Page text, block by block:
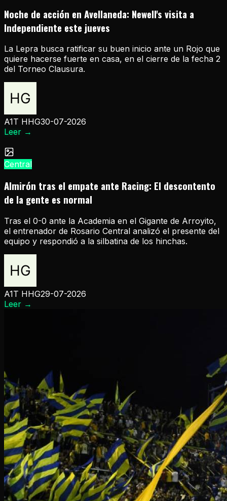
Noche de acción en Avellaneda: Newell's visita a
Independiente este jueves
La Lepra busca ratificar su buen inicio ante un Rojo que
quiere hacerse fuerte en casa, en el cierre de la fecha 2
del Torneo Clausura.
A1T HHG30-07-2026
Leer →
Central
Almirón tras el empate ante Racing: El descontento
de la gente es normal
Tras el 0-0 ante la Academia en el Gigante de Arroyito,
el entrenador de Rosario Central analizó el presente del
equipo y respondió a la silbatina de los hinchas.
A1T HHG29-07-2026
Leer →